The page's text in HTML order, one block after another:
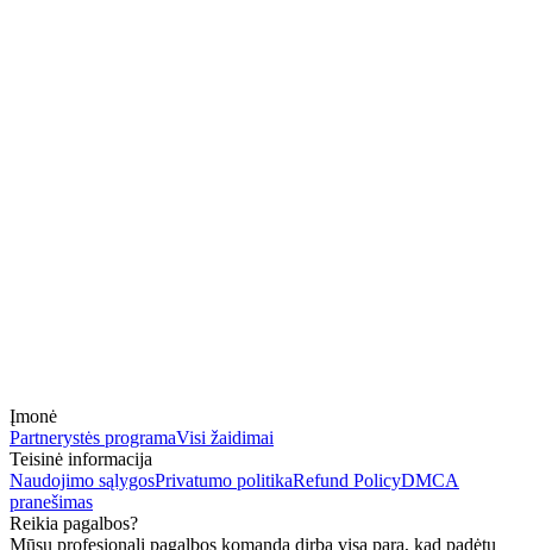
Įmonė
Partnerystės programaVisi žaidimai
Teisinė informacija
Naudojimo sąlygosPrivatumo politikaRefund PolicyDMCA
pranešimas
Reikia pagalbos?
Mūsų profesionali pagalbos komanda dirba visą parą, kad padėtų